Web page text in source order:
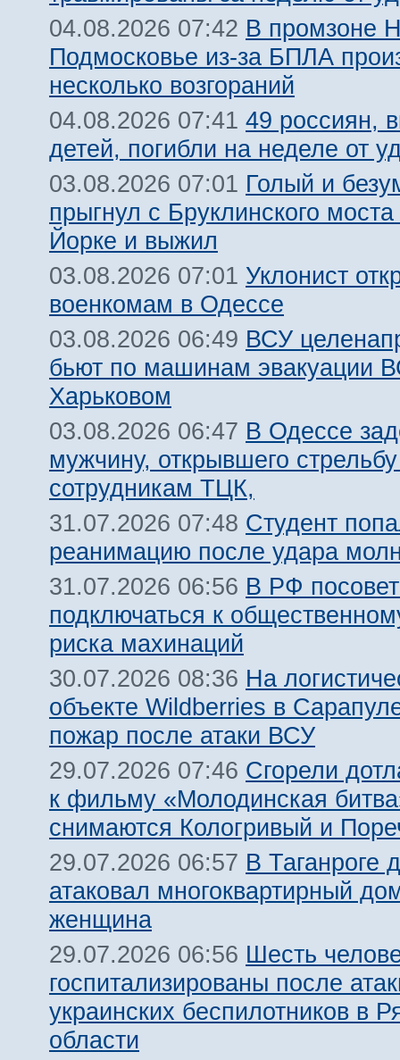
04.08.2026 07:42 В промзоне
Подмосковье из-за БПЛА
несколько возгораний
04.08.2026 07:41 49 россиян,
детей, погибли на неделе от
03.08.2026 07:01 Голый и
прыгнул с Бруклинского
Йорке и выжил
03.08.2026 07:01 Уклонист
военкомам в Одессе
03.08.2026 06:49 ВСУ
бьют по машинам эвакуации
Харьковом
03.08.2026 06:47 В Одессе
мужчину, открывшего
сотрудникам ТЦК,
31.07.2026 07:48 Студент
реанимацию после удара
31.07.2026 06:56 В РФ
подключаться к
риска махинаций
30.07.2026 08:36 На
объекте Wildberries в
пожар после атаки ВСУ
29.07.2026 07:46 Сгорели
к фильму «Молодинская
снимаются Кологривый и
29.07.2026 06:57 В Таганроге
атаковал многоквартирный
женщина
29.07.2026 06:56 Шесть
госпитализированы после
украинских беспилотников в
области